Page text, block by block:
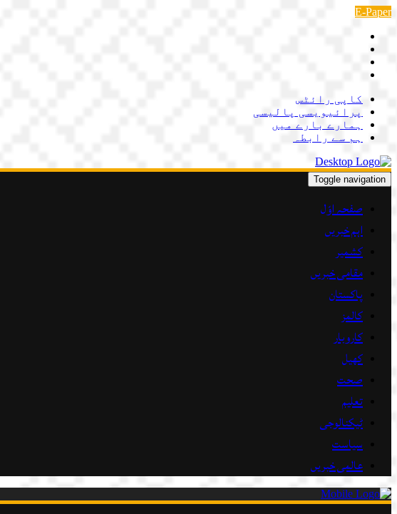
Skip
content
E-Paper
کاپی رائٹس
پرائیویسی پالیسی
ہمارے بارے میں
ہم سے رابطہ
Toggle navigation
صفحہ اوّل
اہم خبریں
کشمیر
مقامی خبریں
پاکستان
کالمز
کاروبار
کھیل
صحت
تعلیم
ٹیکنالوجی
سیاست
عالمی خبریں